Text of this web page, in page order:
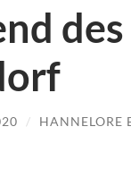
/ HANNELORE